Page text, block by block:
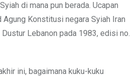
di mana pun berada. Ucapan
Agung Konstitusi negara Syiah Iran
Lebanon pada 1983, edisi no.
ini, bagaimana kuku-kuku